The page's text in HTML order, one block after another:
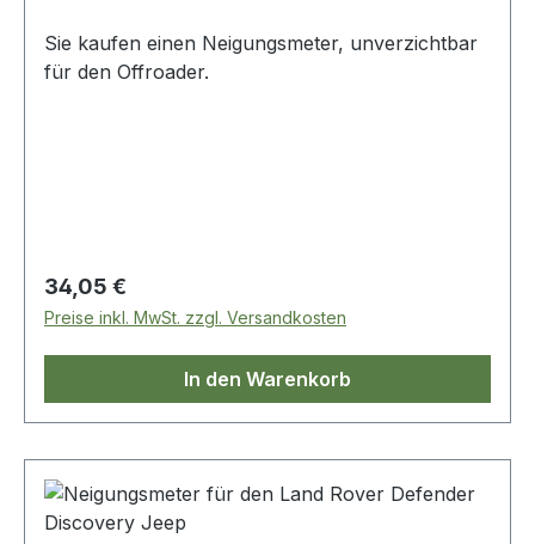
Sie kaufen einen Neigungsmeter, unverzichtbar
für den Offroader.
Regulärer Preis:
34,05 €
Preise inkl. MwSt. zzgl. Versandkosten
In den Warenkorb